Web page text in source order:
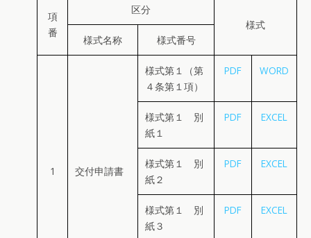
項
番
区分
様式
様式名称
様式番号
1 交付申請書
様式第１（第
４条第１項）
PDF WORD
様式第１ 別
紙１
PDF EXCEL
様式第１ 別
紙２
PDF EXCEL
様式第１ 別
紙３
PDF EXCEL